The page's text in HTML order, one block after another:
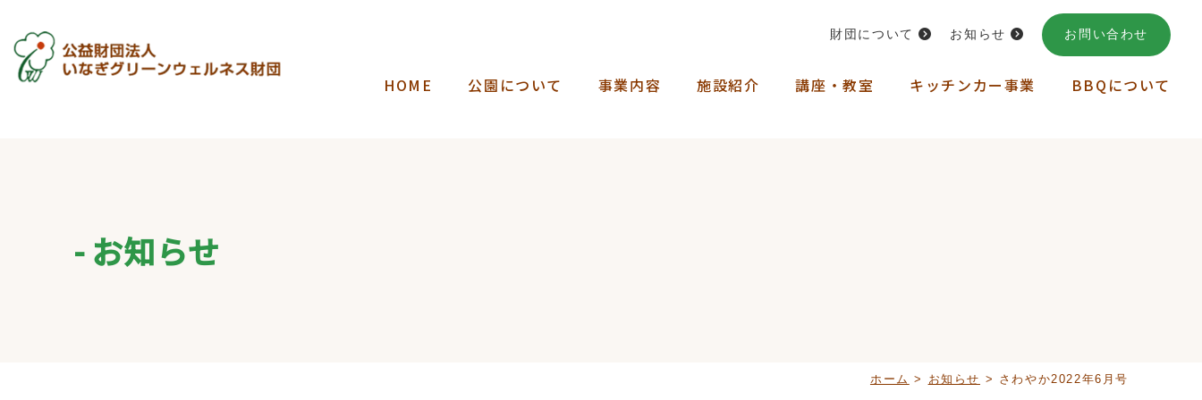
財団について お知らせ お問い合わせ
HOME 公園について 事業内容 施設紹介 講座・教室 キッチンカー事業 BBQについて
お知らせ
ホーム > お知らせ > さわやか2022年6月号